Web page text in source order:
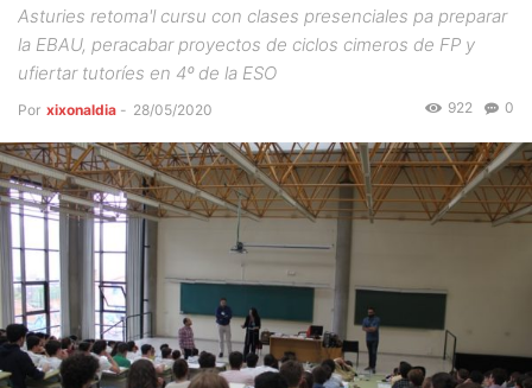
Asturies retoma'l cursu con clases presenciales pa preparar
la EBAU, peracabar proyectos de ciclos cimeros de FP y
ufiertar tutoríes en 4º de la ESO
Por xixonaldia - 28/05/2020 0
922